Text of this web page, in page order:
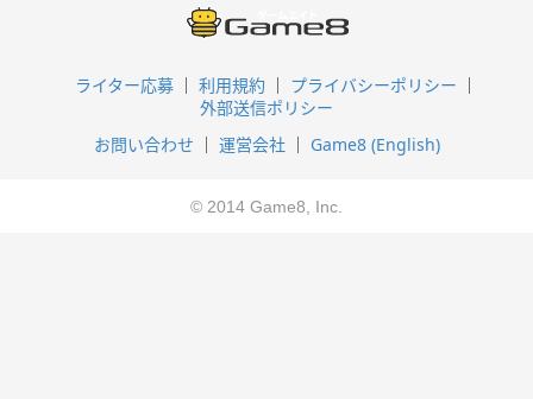
ライター応募 利用規約
プライバシーポリシー
外部送信ポリシー
お問い合わせ
運営会社 Game8 (English)
© 2014 Game8, Inc.